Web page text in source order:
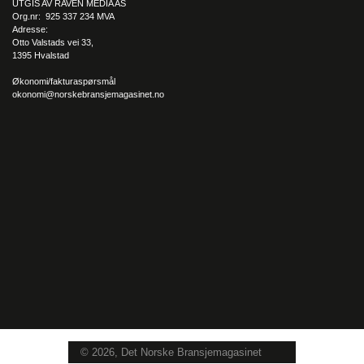
UTGIS AV RAVEN MEDIA AS
Org.nr: 925 337 234 MVA
Adresse:
Otto Valstads vei 33,
1395 Hvalstad
Økonomi/fakturaspørsmål
okonomi@norskebransjemagasinet.no
© 2026, Det Norske Bransjemagasinet